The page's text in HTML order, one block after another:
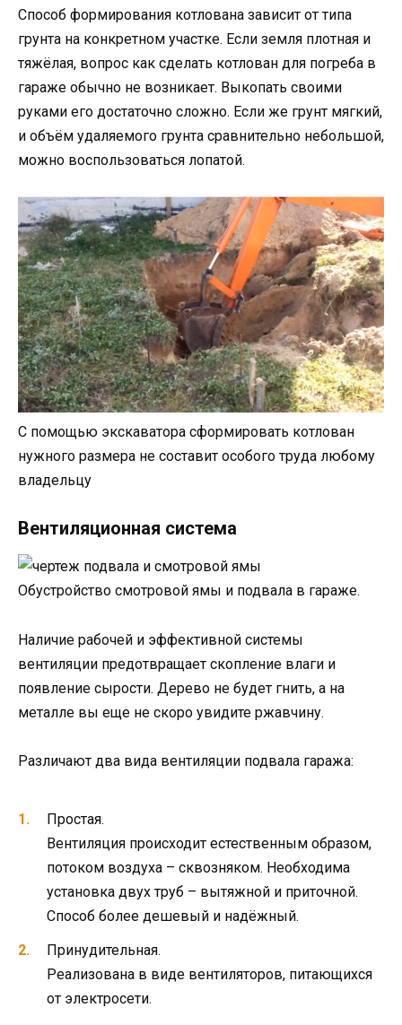
Способ формирования котлована зависит от типа
грунта на конкретном участке. Если земля плотная и
тяжёлая, вопрос как сделать котлован для погреба в
гараже обычно не возникает. Выкопать своими
руками его достаточно сложно. Если же грунт мягкий,
и объём удаляемого грунта сравнительно небольшой,
можно воспользоваться лопатой.
С помощью экскаватора сформировать котлован
нужного размера не составит особого труда любому
владельцу
Вентиляционная система
Обустройство смотровой ямы и подвала в гараже.
Наличие рабочей и эффективной системы
вентиляции предотвращает скопление влаги и
появление сырости. Дерево не будет гнить, а на
металле вы еще не скоро увидите ржавчину.
Различают два вида вентиляции подвала гаража:
Простая.
Вентиляция происходит естественным образом,
потоком воздуха – сквозняком. Необходима
установка двух труб – вытяжной и приточной.
Способ более дешевый и надёжный.
Принудительная.
Реализована в виде вентиляторов, питающихся
от электросети.